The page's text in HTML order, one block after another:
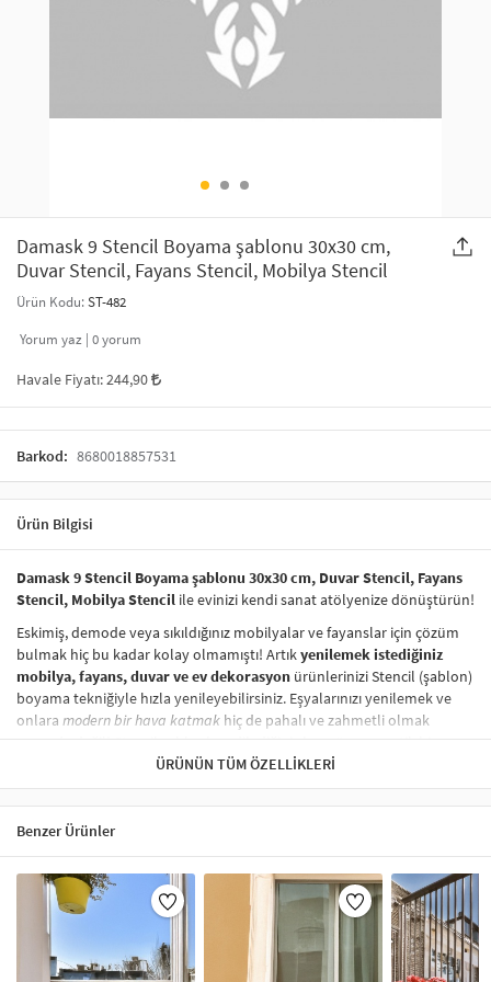
GELİN / DÜĞÜN AKSESUARLARI
ŞAL VE FULAR
ODA KOKUSU VE MUM
Damask 9 Stencil Boyama şablonu 30x30 cm,
Duvar Stencil, Fayans Stencil, Mobilya Stencil
Ürün Kodu:ST-482
Yorum yaz | 0yorum
Havale Fiyatı:244,90
Barkod: 8680018857531
Ürün Bilgisi
Damask 9 Stencil Boyama şablonu 30x30 cm, Duvar Stencil, Fayans
Stencil, Mobilya Stencil ile evinizi kendi sanat atölyenize dönüştürün!
Eskimiş, demode veya sıkıldığınız mobilyalar ve fayanslar için çözüm
bulmak hiç bu kadar kolay olmamıştı! Artıkyenilemek istediğiniz
mobilya, fayans, duvar ve ev dekorasyon ürünlerinizi Stencil (şablon)
boyama tekniğiyle hızla yenileyebilirsiniz. Eşyalarınızı yenilemek ve
onlara modern bir hava katmak hiç de pahalı ve zahmetli olmak
zorunda değil! Stencil şablonları, dilediğiniz her yüzeye pratik bir
desen uygulamanızısağlar ve mobilyalarınızın, duvarlarınızın,
kumaşlarınızın görünümünü anında değiştirebilir.
Çocuğunuzun dolabına, mutfak fayanslarına,
kumaşlara bile bant yardımıyla sabitleyip, istediğiniz renklerle
boyama yapabilirsiniz. Evinizi,kişisel zevkinizle özelleştirebilir, stencil
boyama seti ile yaratıcı projeler gerçekleştirebilirsiniz.El işi ve ev
dekorasyonu
sevenler için stencil, kolayca uygulanabilecek eğlenceli
ve etkili bir aktivitedir.
Stencil Boyamatekniği, her türlü yüzeyde rahatlıkla kullanılabilir.
ÜRÜNÜN TÜM ÖZELLIKLERI
Benzer Ürünler